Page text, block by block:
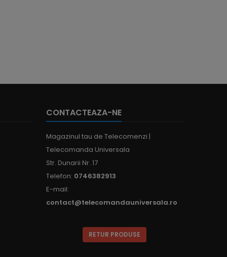
CONTACTEAZA-NE
Magazinul tau de Telecomenzi |
Telecomanda Universala
Str. Dunarii Nr. 17
Telefon: 0746382913
E-mail:
contact@telecomandauniversala.ro
RETUR PRODUSE